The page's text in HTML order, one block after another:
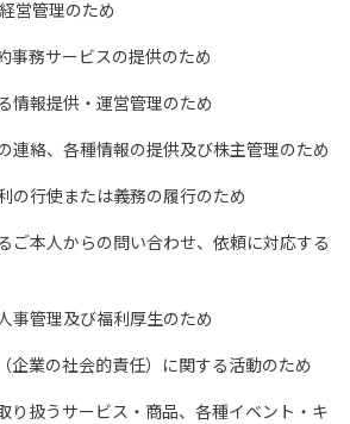
営管理のため
事務サービスの提供のため
情報提供・運営管理のため
連絡、各種情報の提供及び株主管理のため
の行使または義務の履行のため
ご本人からの問い合わせ、依頼に対応する
事管理及び福利厚生のため
企業の社会的責任）に関する活動のため
り扱うサービス・商品、各種イベント・キ